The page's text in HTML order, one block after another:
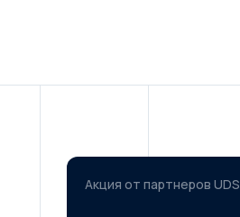
Акция от партнеров UDS